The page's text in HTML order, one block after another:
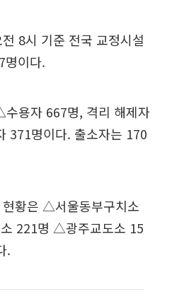
8시 기준 전국 교정시설
명이다.
용자 667명, 격리 해제자
명이다. 출소자는 170
황은 △서울동부구치소
221명 △광주교도소 15
.